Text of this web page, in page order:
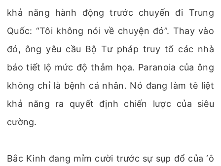
khả năng hành động trước chuyến đi Trung
Quốc: “Tôi không nói về chuyện đó”. Thay vào
đó, ông yêu cầu Bộ Tư pháp truy tố các nhà
báo tiết lộ mức độ thảm họa. Paranoia của ông
không chỉ là bệnh cá nhân. Nó đang làm tê liệt
khả năng ra quyết định chiến lược của siêu
cường.
Bắc Kinh đang mỉm cười trước sự sụp đổ của ‘ô